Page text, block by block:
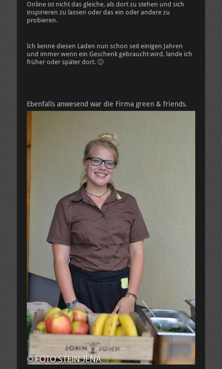
Online ist nicht das gleiche, als dort zu stehen und sich
inspirieren zu lassen oder das ein oder andere zu
probieren.
Ich kenne diesen Laden nun schon seit einigen Jahren
und immer wenn ein Geschenk gebraucht wird, lande ich
früher oder später dort. 🙂
Ebenfalls anwesend war die Firma green & friends.